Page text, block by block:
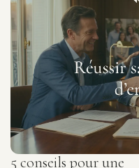
5 conseils pour une